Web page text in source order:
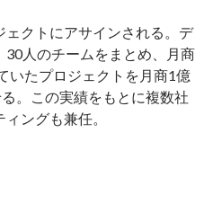
ェクトにアサインされる。デ
30人のチームをまとめ、月商
いたプロジェクトを月商1億
。この実績をもとに複数社
ングも兼任。